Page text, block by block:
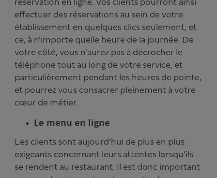
réservation en ligne. Vos clients pourront ainsi
effectuer des réservations au sein de votre
établissement en quelques clics seulement, et
ce, à n'importe quelle heure de la journée. De
votre côté, vous n'aurez pas à décrocher le
téléphone tout au long de votre service, et
particulièrement pendant les heures de pointe,
et pourrez vous consacrer pleinement à votre
cœur de métier.
Le menu en ligne
Les clients sont aujourd'hui de plus en plus
exigeants concernant leurs attentes lorsqu'ils
se rendent au restaurant. Il est donc important